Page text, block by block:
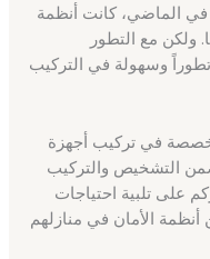
في الماضي، كانت أنظمة
ولكن مع التطور
وسهولة في التركيب
في تركيب أجهزة
التشخيص والتركيب
على تلبية احتياجات
أنظمة الأمان في منازلهم